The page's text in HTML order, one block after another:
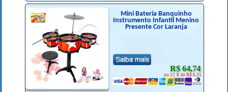
Mini Bateria Banquinho
Instrumento Infantil Menino
Presente Cor Laranja
R$ 64,74
ou 12 X de R$ 6.35